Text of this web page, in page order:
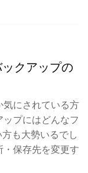
クアップの
にされている方
プにはどんなフ
も大勢いるでし
保存先を変更す